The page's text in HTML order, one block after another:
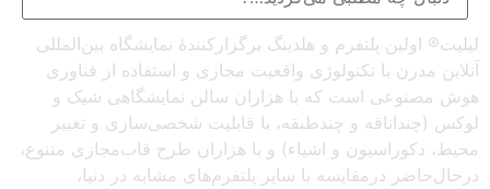
لیلیت® اولین پلتفرم و هلدینگ برگزارکنندهٔ نمایشگاه بین‌المللی
آنلاین مدرن با تکنولوژی واقعیت مجازی و استفاده از فناوری
هوش مصنوعی است که با هزاران سالن نمایشگاهی شیک و
لوکس (چنداتاقه و چندطبقه، با قابلیت شخصی‌سازی و تغییر
محیط، دکوراسیون و اشیاء) و با هزاران طرح قاب‌مجازی متنوع،
درحال‌حاضر درمقایسه با سایر پلتفرم‌های مشابه در دنیا،